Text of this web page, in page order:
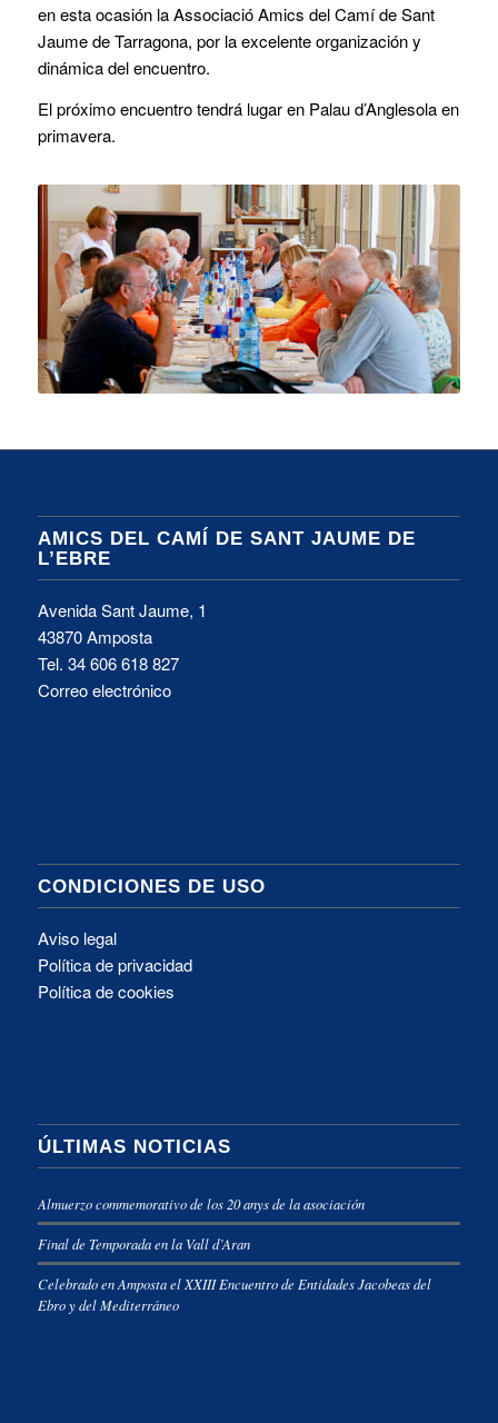
en esta ocasión la Associació Amics del Camí de Sant
Jaume de Tarragona, por la excelente organización y
dinámica del encuentro.
El próximo encuentro tendrá lugar en Palau d’Anglesola en
primavera.
AMICS DEL CAMÍ DE SANT JAUME DE
L’EBRE
Avenida Sant Jaume, 1
43870 Amposta
Tel. 34 606 618 827
Correo electrónico
CONDICIONES DE USO
Aviso legal
Política de privacidad
Política de cookies
ÚLTIMAS NOTICIAS
Almuerzo commemorativo de los 20 anys de la asociación
Final de Temporada en la Vall d’Aran
Celebrado en Amposta el XXIII Encuentro de Entidades Jacobeas del
Ebro y del Mediterráneo